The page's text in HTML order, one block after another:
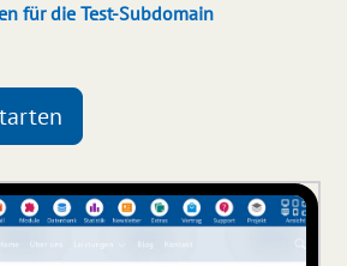
für die Test-Subdomain